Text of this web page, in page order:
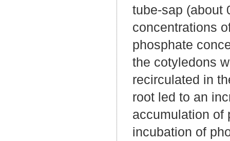
tube-sap (about
concentrations
phosphate
the cotyledons
recirculated in
root led to an
accumulation of
incubation of